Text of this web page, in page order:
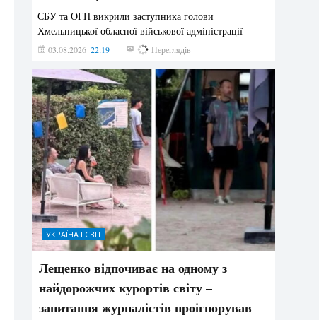
СБУ та ОГП викрили заступника голови
Хмельницької обласної військової адміністрації
03.08.2026 22:19 848 Переглядів
УКРАЇНА І СВІТ
Лещенко відпочиває на одному з
найдорожчих курортів світу –
запитання журналістів проігнорував